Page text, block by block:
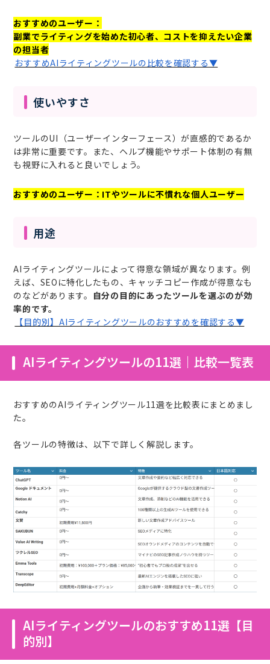
おすすめのユーザー：
副業でライティングを始めた初心者、コストを抑えたい企業
の担当者
おすすめAIライティングツールの比較を確認する▼
使いやすさ
ツールのUI（ユーザーインターフェース）が直感的であるか
は非常に重要です。また、ヘルプ機能やサポート体制の有無
も視野に入れると良いでしょう。
おすすめのユーザー：ITやツールに不慣れな個人ユーザー
用途
AIライティングツールによって得意な領域が異なります。例
えば、SEOに特化したもの、キャッチコピー作成が得意なも
のなどがあります。 自分の目的にあったツールを選ぶのが効
率的です。
【目的別】AIライティングツールのおすすめを確認する▼
AIライティングツールの11選｜比較一覧表
おすすめのAIライティングツール11選を比較表にまとめまし
た。
各ツールの特徴は、以下で詳しく解説します。
AIライティングツールのおすすめ11選【目
的別】